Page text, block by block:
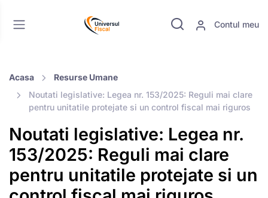
Contul meu
Acasa
Resurse Umane
Noutati legislative: Legea nr. 153/2025: Reguli mai clare
pentru unitatile protejate si un control fiscal mai riguros
Noutati legislative: Legea nr.
153/2025: Reguli mai clare
pentru unitatile protejate si un